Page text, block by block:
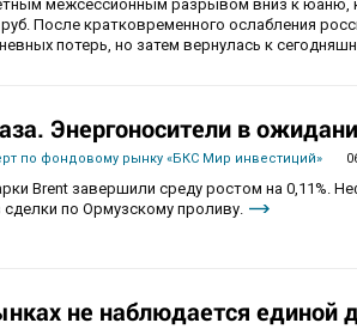
межсессионным разрывом вниз к юаню,
После кратковременного ослабления
потерь, но затем вернулась к
Энергоносители в
по фондовому рынку «БКС Мир инвестиций»
Brent завершили среду ростом на 0,11%.
по Ормузскому проливу.
не наблюдается единой